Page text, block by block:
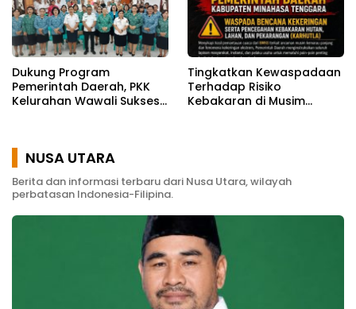
Dukung Program
Pemerintah Daerah, PKK
Kelurahan Wawali Sukses
Tingkatkan Kewaspadaan
Terhadap Risiko
Kebakaran di Musim
NUSA UTARA
Berita dan informasi terbaru dari Nusa Utara, wilayah
perbatasan Indonesia-Filipina.